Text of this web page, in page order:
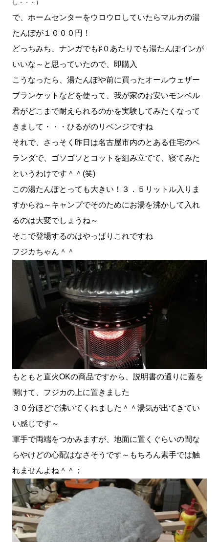
し・・・）
で、ホームセンターをウロウロしていたらマルカの湯
たんぽが１０００円！
どっちみち、ナンガでも♯０あたりでも湯たんぽインが
いいな～と思っていたので、即購入
こうなったら、湯たんぽや前に買ったオールウェザー
ブランケットなどを使って、我が家のお安いモンベル
君がどこまで耐えられるのかを実験してみたくなって
きまして・・・ひるがのリベンジですね
それで、さっそく昨日は名古屋市内のとある住宅のベ
ランダで、ゴソゴソとコットを組み立てて、寝てみた
というわけです＾＾(笑)
この湯たんぽとっても大きい！３．５リットル入りま
すからね～キャンプでそのためにお湯を沸かして入れ
るのは大変でしょうね～
そこで登場するのはやっぱりこれですね
フジカちゃん＾＾
もともと直火OKの商品ですから、説明書の通りに蓋を
開けて、フジカの上に置きました
３０分ほどで沸いてくれました＾＾湯気が出てきてい
い感じです～
軍手で両端をつかみますが、地面に置くぐらいの間な
らやけどの心配はなさそうです～もちろん素手では触
れませんよね＾＾；